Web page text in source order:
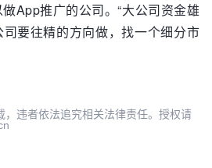
App推广的公司。“大公司资金雄
要往精的方向做，找一个细分市
，违者依法追究相关法律责任。授权请